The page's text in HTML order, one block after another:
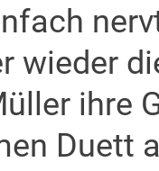
wieder
ihre
Duett